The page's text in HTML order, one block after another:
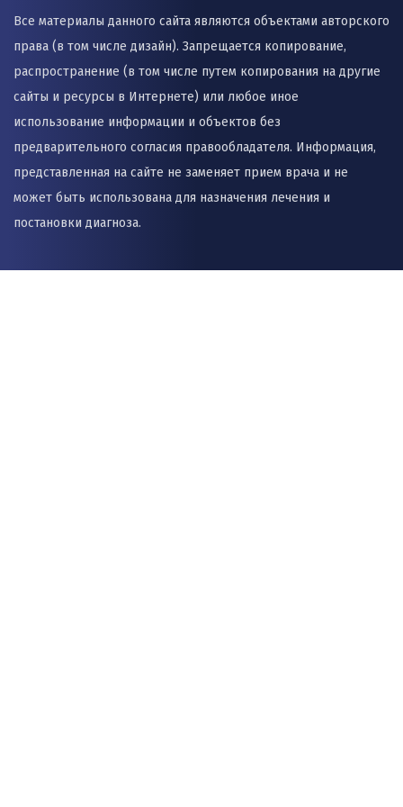
Все материалы данного сайта являются объектами авторского
права (в том числе дизайн). Запрещается копирование,
распространение (в том числе путем копирования на другие
сайты и ресурсы в Интернете) или любое иное
использование информации и объектов без
предварительного согласия правообладателя. Информация,
представленная на сайте не заменяет прием врача и не
может быть использована для назначения лечения и
постановки диагноза.